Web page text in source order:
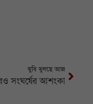
খুবি খুলছে আজ
সংঘর্ষের আশংকা